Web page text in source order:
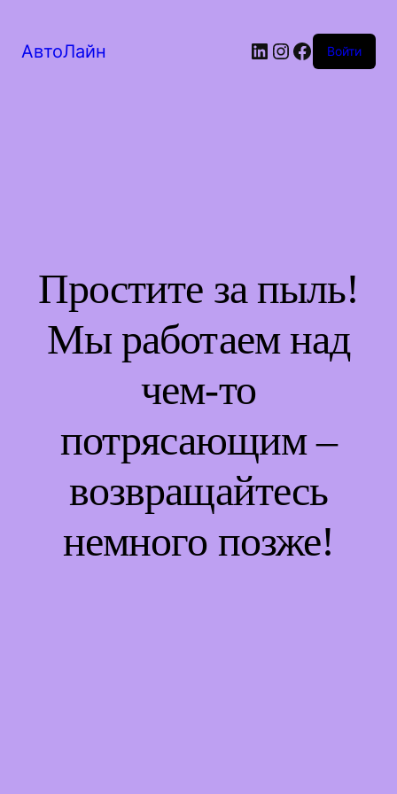
АвтоЛайн LinkedIn
Instagram
Facebook
Войти
Простите за пыль!
Мы работаем над
чем-то
потрясающим –
возвращайтесь
немного позже!